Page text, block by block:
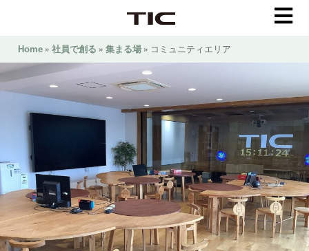
Home » 社員で創る » 集まる場 » コミュニティエリア